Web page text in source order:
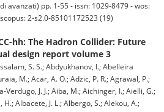
avanzati) pp. 1-55 - issn: 1029-8479 - wos:
2-s2.0-85101172523 (19)
hh: The Hadron Collider: Future
design report volume 3
S. S.; Abdyukhanov, I.; Abelleira
M.; Acar, A. O.; Adzic, P. R.; Agrawal, P.;
J. J.; Aiba, M.; Aichinger, I.; Aielli, G.;
Albacete, J. L.; Albergo, S.; Alekou, A.;